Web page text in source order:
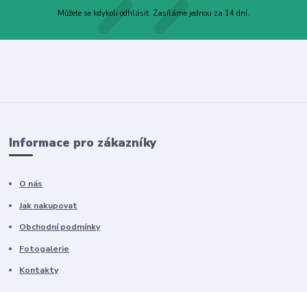
Můžete se kdykoli odhlásit. Zasíláme jednou za 14 dní.
Informace pro zákazníky
O nás
Jak nakupovat
Obchodní podmínky
Fotogalerie
Kontakty